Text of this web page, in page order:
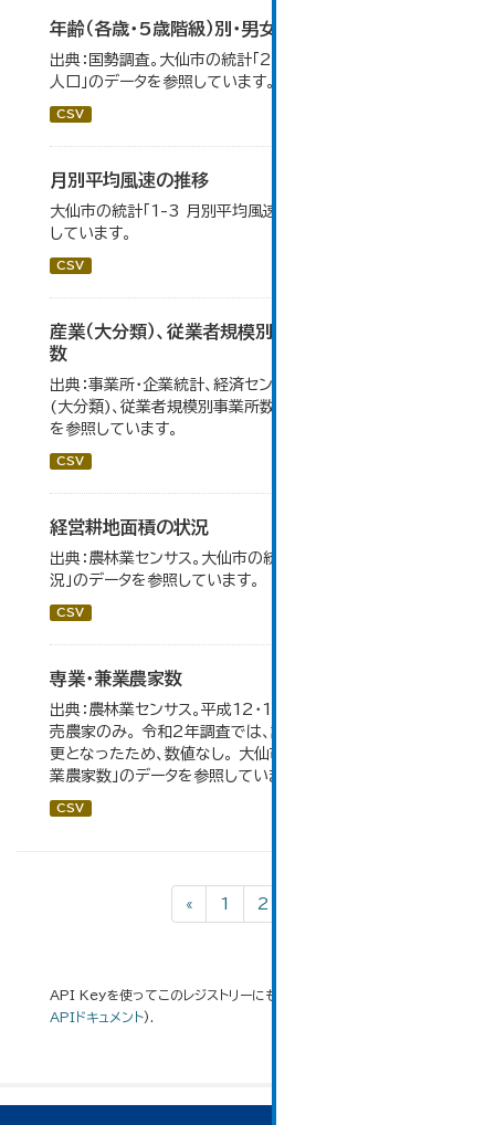
年齢（各歳・5歳階級）別・男女別人口
出典：国勢調査。大仙市の統計「2-1 年齢（各歳）別・男女別
人口」のデータを参照しています。
CSV
月別平均風速の推移
大仙市の統計「1-3 月別平均風速の推移」のデータを参照
しています。
CSV
産業（大分類）、従業者規模別事業所数及び従業者
数
出典：事業所・企業統計、経済センサス。大仙市の統計「産業
(大分類)、従業者規模別事業所数及び従業者数」のデータ
を参照しています。
CSV
経営耕地面積の状況
出典：農林業センサス。大仙市の統計「3-1 農業経営体の状
況」のデータを参照しています。
CSV
専業・兼業農家数
出典：農林業センサス。平成12・17・22・27年数値は、販
売農家のみ。 令和2年調査では、調査項目・集計体系が変
更となったため、数値なし。 大仙市の統計「3-3 専業・兼
業農家数」のデータを参照しています。
CSV
« 1 2
API Keyを使ってこのレジストリーにもアクセス可能です
APIドキュメント).